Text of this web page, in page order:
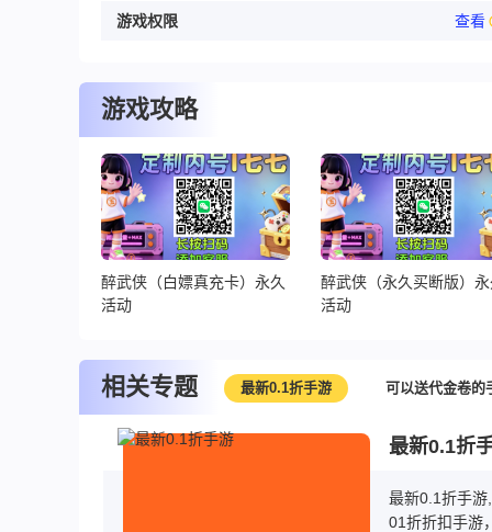
游戏权限 查看
游戏攻略
醉武侠（白嫖真充卡）永久
活动
醉武侠（永久买断版）
活动
相关专题 最新0.1折手游 可以送代金卷的
最新0.1折
最新0.1折手
01折折扣手游